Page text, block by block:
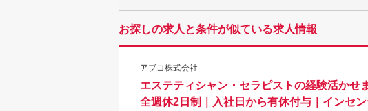
お探しの求人と条件が似ている求人情報
アブコ株式会社
エステティシャン・セラピストの経験活か
全週休2日制｜入社日から有休付与｜インセ